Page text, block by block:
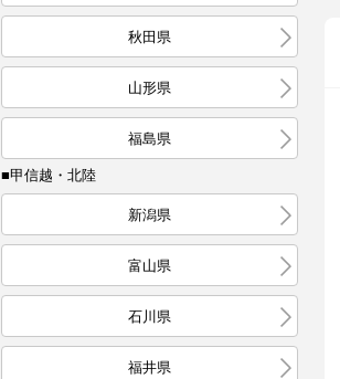
秋田県
山形県
福島県
■甲信越・北陸
新潟県
富山県
石川県
福井県